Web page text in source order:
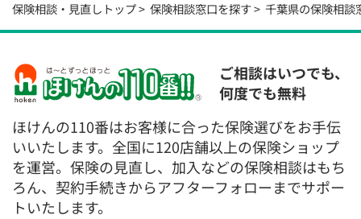
保険相談・見直しトップ 保険相談窓口を探す 千葉県の保険相談
ご相談はいつでも、
何度でも無料
ほけんの110番はお客様に合った保険選びをお手伝
いいたします。全国に120店舗以上の保険ショップ
を運営。保険の見直し、加入などの保険相談はもち
ろん、契約手続きからアフターフォローまでサポー
トいたします。